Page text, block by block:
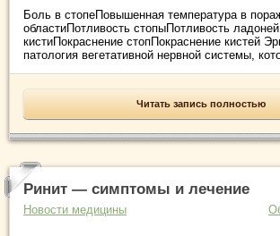
Боль в стопеПовышенная температура в
областиПотливость стопыПотливость
кистиПокраснение стопПокраснение кистей
патология вегетативной нервной системы,
Читать запись полностью
Ринит — симптомы и лечение
Новости медицины